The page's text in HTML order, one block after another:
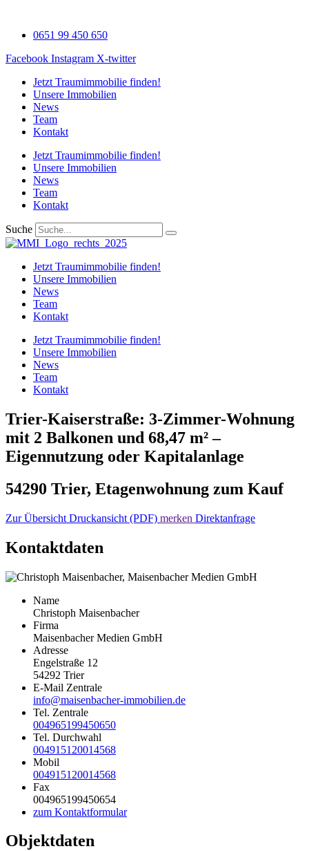
wechseln0651 99 450 650
Facebook Instagram X-twitter
Jetzt Traumimmobilie finden!​
Unsere Immobilien
News
Team
Kontakt
Jetzt Traumimmobilie finden!​
Unsere Immobilien
News
Team
Kontakt
Suche
Jetzt Traumimmobilie finden!​
Unsere Immobilien
News
Team
Kontakt
Jetzt Traumimmobilie finden!​
Unsere Immobilien
News
Team
Kontakt
Trier-Kaiserstraße: 3-Zimmer-Wohnung
mit 2 Balkonen und 68,47 m² –
Eigennutzung oder Kapitalanlage
54290 Trier, Etagenwohnung zum Kauf
Zur Übersicht Druckansicht (PDF) merken Direktanfrage
Kontaktdaten
Name
Christoph Maisenbacher
Firma
Maisenbacher Medien GmbH
Adresse
Engelstraße 12
54292 Trier
E-Mail Zentrale
info@maisenbacher-immobilien.de
Tel. Zentrale
004965199450650
Tel. Durchwahl
004915120014568
Mobil
004915120014568
Fax
004965199450654
zum Kontaktformular
Objektdaten